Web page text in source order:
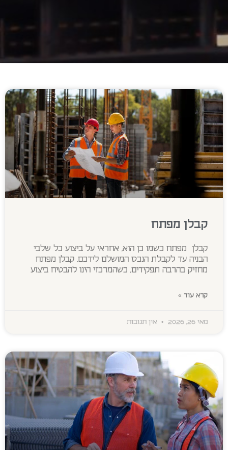
קבלן מפתח
קבלן מפתח כשמו כן הוא, אחראי על ביצוע כל שלבי
הבניה עד לקבלת הנכס המושלם לידכם. קבלן מפתח
מחזיק בהרבה תפקידים, כשהמרכזי הינו להבטיח ביצוע
קרא עוד »
מאי 26, 2026 אין תגובות